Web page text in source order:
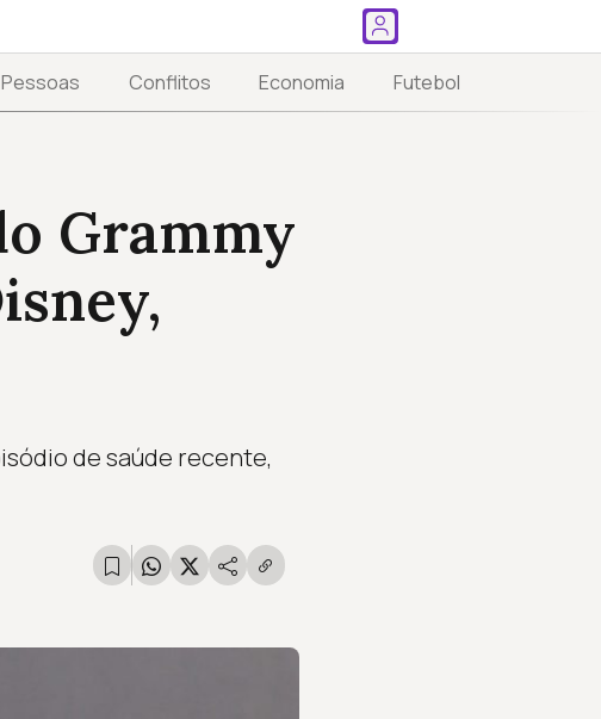
Pessoas Conflitos Economia Futebol
Grammy
de saúde recente,